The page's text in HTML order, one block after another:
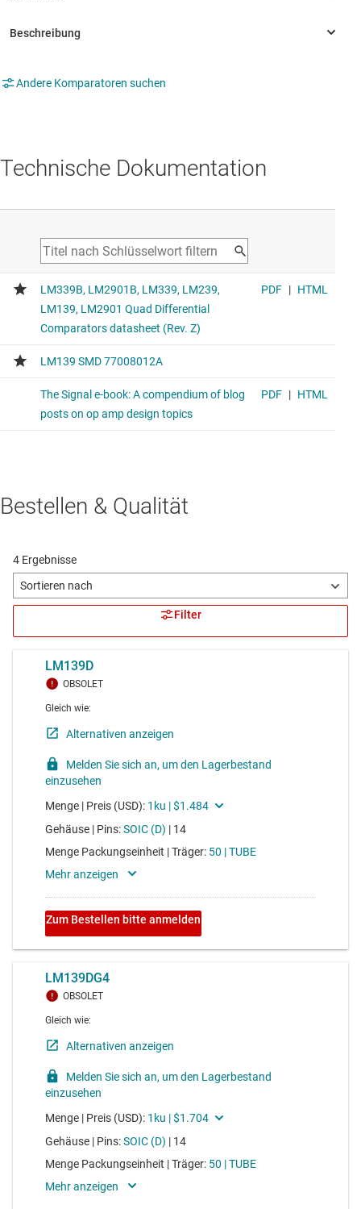
Andere Komparatoren suchen
Technische Dokumentation
Bestellen & Qualität